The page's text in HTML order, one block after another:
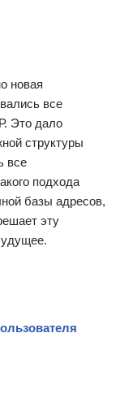
новая
все
Это дало
структуры
все
подхода
базы адресов,
эту